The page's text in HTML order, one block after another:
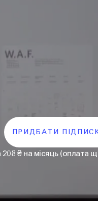
ПРИДБАТИ
208 ₴ на місяць (оплата